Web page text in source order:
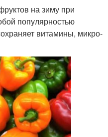
на зиму при
популярностью
витамины, микро-